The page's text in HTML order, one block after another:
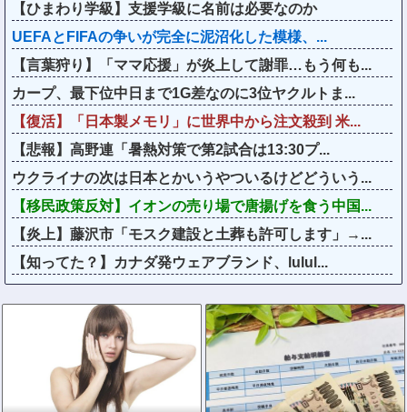
【ひまわり学級】支援学級に名前は必要なのか
UEFAとFIFAの争いが完全に泥沼化した模様、...
【言葉狩り】「ママ応援」が炎上して謝罪…もう何も...
カープ、最下位中日まで1G差なのに3位ヤクルトま...
【復活】「日本製メモリ」に世界中から注文殺到 米...
【悲報】高野連「暑熱対策で第2試合は13:30プ...
ウクライナの次は日本とかいうやついるけどどういう...
【移民政策反対】イオンの売り場で唐揚げを食う中国...
【炎上】藤沢市「モスク建設と土葬も許可します」→...
【知ってた？】カナダ発ウェアブランド、lulul...